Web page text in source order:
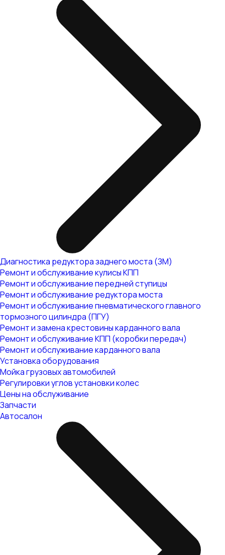
Диагностика редуктора заднего моста (ЗМ)
Ремонт и обслуживание кулисы КПП
Ремонт и обслуживание передней ступицы
Ремонт и обслуживание редуктора моста
Ремонт и обслуживание пневматического главного
тормозного цилиндра (ПГУ)
Ремонт и замена крестовины карданного вала
Ремонт и обслуживание КПП (коробки передач)
Ремонт и обслуживание карданного вала
Установка оборудования
Мойка грузовых автомобилей
Регулировки углов установки колес
Цены на обслуживание
Запчасти
Автосалон